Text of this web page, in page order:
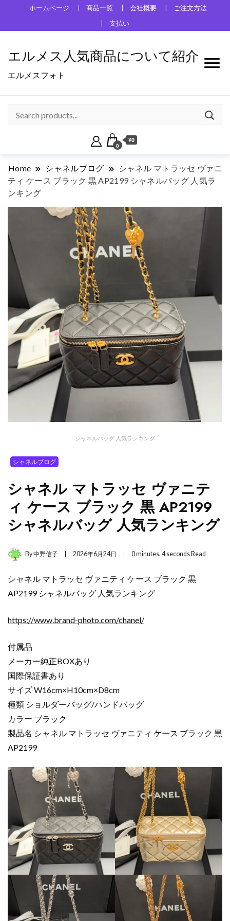
ホームページ 商品一覧 会社概要
ご注文方法
支払い
エルメス人気商品について紹介
エルメスフォト
0
¥0
Home シャネルブログ
シャネル マトラッセ ヴァニ
ティ ケース ブラック 黒 AP2199 シャネルバッグ 人気ラ
ンキング
シャネルバッグ 人気ランキング
シャネルブログ
シャネル マトラッセ ヴァニテ
ィ ケース ブラック 黒 AP2199
シャネルバッグ 人気ランキング
By中野信子 2026年6月24日 0 minutes, 4 seconds Read
シャネル マトラッセ ヴァニティ ケース ブラック 黒
AP2199 シャネルバッグ 人気ランキング
https://www.brand-photo.com/chanel/
付属品
メーカー純正BOXあり
国際保証書あり
サイズ W16cm×H10cm×D8cm
種類 ショルダーバッグ/ハンドバッグ
カラー ブラック
製品名 シャネル マトラッセ ヴァニティ ケース ブラック 黒
AP2199